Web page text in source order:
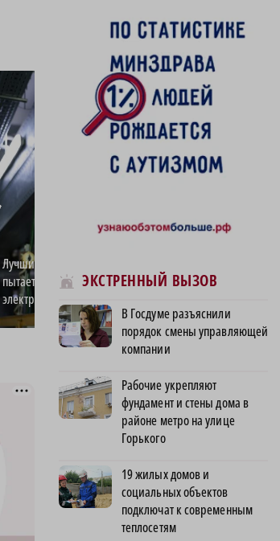
Лучший электромонтёр области
пытается разгадать тайны
электричества
молодёжи
Новгороде
ЭКСТРЕННЫЙ ВЫЗОВ
В Госдуме разъяснили
порядок смены управляющей
компании
Рабочие укрепляют
фундамент и стены дома в
районе метро на улице
Горького
19 жилых домов и
социальных объектов
подключат к современным
теплосетям